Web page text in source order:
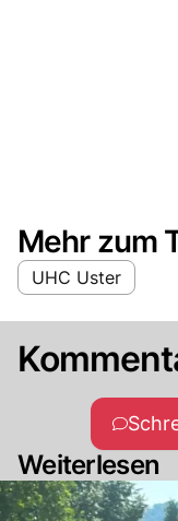
Mehr zum
UHC Uster
Weiterlesen